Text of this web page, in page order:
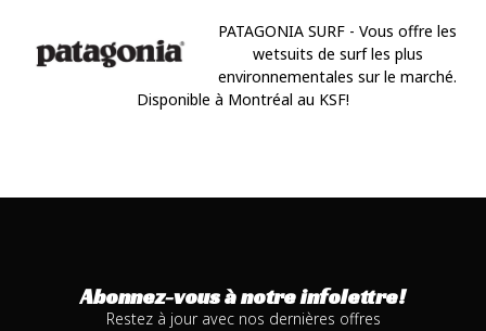
PATAGONIA SURF - Vous offre les
wetsuits de surf les plus
environnementales sur le marché.
Disponible à Montréal au KSF!
Abonnez-vous à notre infolettre!
Restez à jour avec nos dernières offres